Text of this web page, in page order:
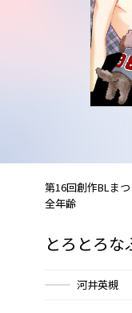
第16回創作BLまつ
全年齢
とろとろな
河井英槻